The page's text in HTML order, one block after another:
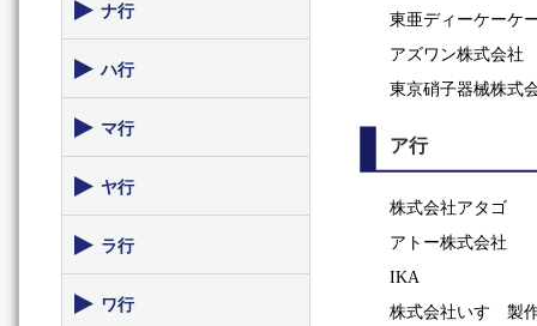
東亜ディーケーケ
アズワン株式会社
東京硝子器械株式
ア行
株式会社アタゴ
アトー株式会社
IKA
株式会社いすゞ製
ナ行
ハ行
マ行
ヤ行
ラ行
ワ行